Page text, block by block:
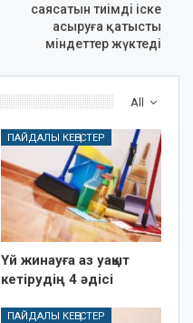
саясатын тиімді іске
асыруға қатысты
міндеттер жүктеді
All
ПАЙДАЛЫ КЕҢЕСТЕР
Үй жинауға аз уақыт
кетірудің 4 әдісі
ПАЙДАЛЫ КЕҢЕСТЕР